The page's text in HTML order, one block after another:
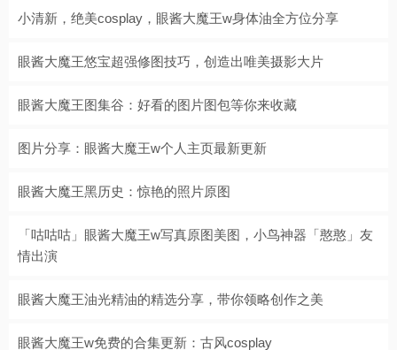
小清新，绝美cosplay，眼酱大魔王w身体油全方位分享
眼酱大魔王悠宝超强修图技巧，创造出唯美摄影大片
眼酱大魔王图集谷：好看的图片图包等你来收藏
图片分享：眼酱大魔王w个人主页最新更新
眼酱大魔王黑历史：惊艳的照片原图
「咕咕咕」眼酱大魔王w写真原图美图，小鸟神器「憨憨」友
情出演
眼酱大魔王油光精油的精选分享，带你领略创作之美
眼酱大魔王w免费的合集更新：古风cosplay